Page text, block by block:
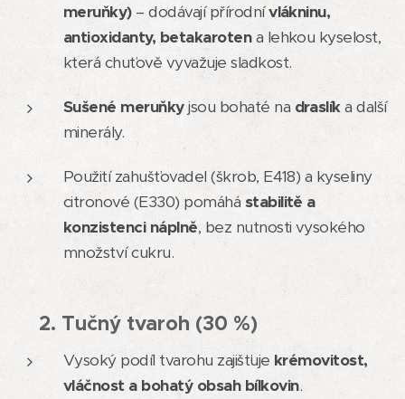
meruňky)– dodávají přírodnívlákninu,
antioxidanty, betakarotena lehkou kyselost,
která chuťově vyvažuje sladkost.
Sušené meruňkyjsou bohaté na draslíka další
minerály.
Použití zahušťovadel (škrob, E418) a kyseliny
citronové (E330) pomáhá stabilitě a
konzistenci náplně, bez nutnosti vysokého
množství cukru.
2. Tučný tvaroh (30 %)
Vysoký podíl tvarohu zajišťuje krémovitost,
vláčnost a bohatý obsah bílkovin.